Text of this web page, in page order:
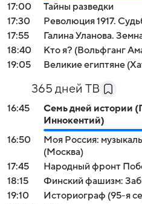
17:00
Тайны разведки
17:30
Революция 1917.
17:55
Галина Уланова.
18:40
Кто я? (Вольфганг
19:05
Великие египтяне
365 дней ТВ
16:45
Семь дней истории
Иннокентий)
16:50
Моя Россия:
(Москва)
17:45
Народный фронт
18:15
Финский фашизм:
19:10
Историограф (95-я